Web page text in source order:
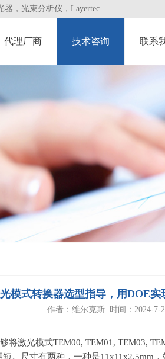
，光束分析仪，Layertec
代理厂商 技术咨询 联系
模式转换器选型指导，用DOE
作者：维尔克斯 时间：2024-7-
将激光模式TEM00, TEM01, TEM03,
。尺寸有两种，一种是11x11x2.5mm